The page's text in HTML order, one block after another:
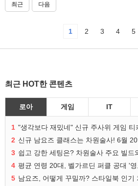
최근 다음
1 2 3 4 5
최근 HOT한 콘텐츠
로아 게임 IT
1 "생각보다 재밌네" 신규 주사위 게임 티
2 신규 남요즈 클래스는 차원술사! 6월
3 쉽고 강한 세팅은? 차원술사 주요 빌드
4 평균 연령 20대, 벨가르딘 퍼클 공대 '
5 남요즈, 어떻게 꾸밀까? 스타일북 인기